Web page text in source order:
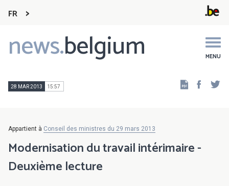
FR
news.belgium MENU
Main
navigation
28 MAR 2013 15:57
Appartient à Conseil des ministres du 29 mars 2013
Modernisation du travail intérimaire -
Deuxième lecture